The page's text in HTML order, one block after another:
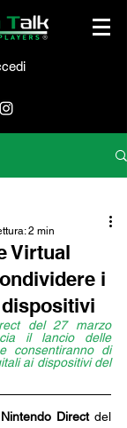
Virtual
i
2 min
del 27 marzo
il lancio delle
consentiranno di
ai dispositivi del
Nintendo Direct del